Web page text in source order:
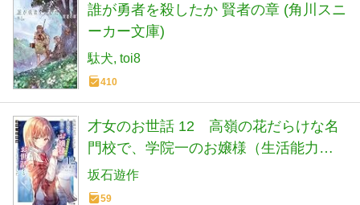
誰が勇者を殺したか 賢者の章 (角川スニ
ーカー文庫)
駄犬 toi8
410
才女のお世話 12 高嶺の花だらけな名
門校で、学院一のお嬢様（生活能力皆
無）を陰ながらお世話することになり
ました (HJ文庫 さ 07-03-12)
坂石遊作
59